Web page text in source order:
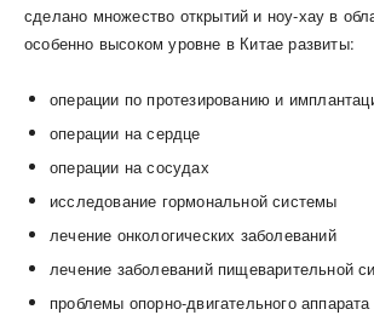
сделано множество открытий и ноу-хау в
особенно высоком уровне в Китае развиты:
операции по протезированию и
операции на сердце
операции на сосудах
исследование гормональной системы
лечение онкологических заболеваний
лечение заболеваний пищеварительной
проблемы опорно-двигательного аппарата